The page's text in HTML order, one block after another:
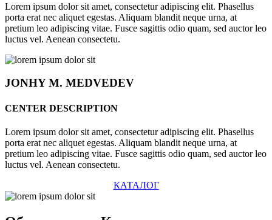
Lorem ipsum dolor sit amet, consectetur adipiscing elit. Phasellus
porta erat nec aliquet egestas. Aliquam blandit neque urna, at
pretium leo adipiscing vitae. Fusce sagittis odio quam, sed auctor leo
luctus vel. Aenean consectetu.
JONHYM. MEDVEDEV
CENTER DESCRIPTION
Lorem ipsum dolor sit amet, consectetur adipiscing elit. Phasellus
porta erat nec aliquet egestas. Aliquam blandit neque urna, at
pretium leo adipiscing vitae. Fusce sagittis odio quam, sed auctor leo
luctus vel. Aenean consectetu.
КАТАЛОГ